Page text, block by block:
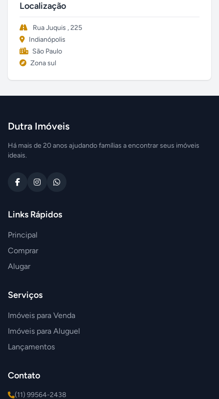
Localização
Rua Juquis , 225
Indianópolis
São Paulo
Zona sul
Dutra Imóveis
Há mais de 20 anos ajudando famílias a encontrar seus imóveis
ideais.
Links Rápidos
Principal
Comprar
Alugar
Serviços
Imóveis para Venda
Imóveis para Aluguel
Lançamentos
Contato
(11) 99564-2438